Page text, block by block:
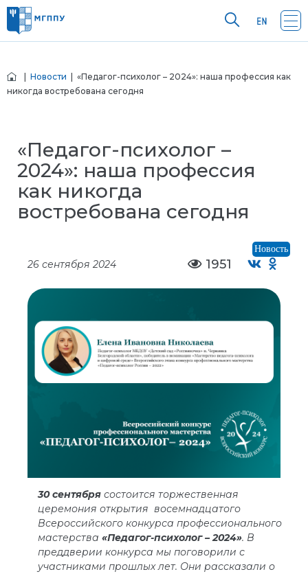
Новости | «Педагог-психолог – 2024»: наша профессия как
никогда востребована сегодня
«Педагог-психолог –
2024»: наша профессия
как никогда
востребована сегодня
Новость
26 сентября 2024 1951
30 сентября состоится торжественная
церемония открытия восемнадцатого
Всероссийского конкурса профессионального
мастерства «Педагог-психолог – 2024». В
преддверии конкурса мы поговорили с
участниками прошлых лет. Они рассказали о